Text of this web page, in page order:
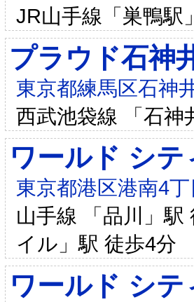
JR山手線「巣鴨
プラウド石神
東京都練馬区石神
西武池袋線 「石神
ワールド シ
東京都港区港南4
山手線 「品川」
イル」駅 徒歩4分
ワールド シ